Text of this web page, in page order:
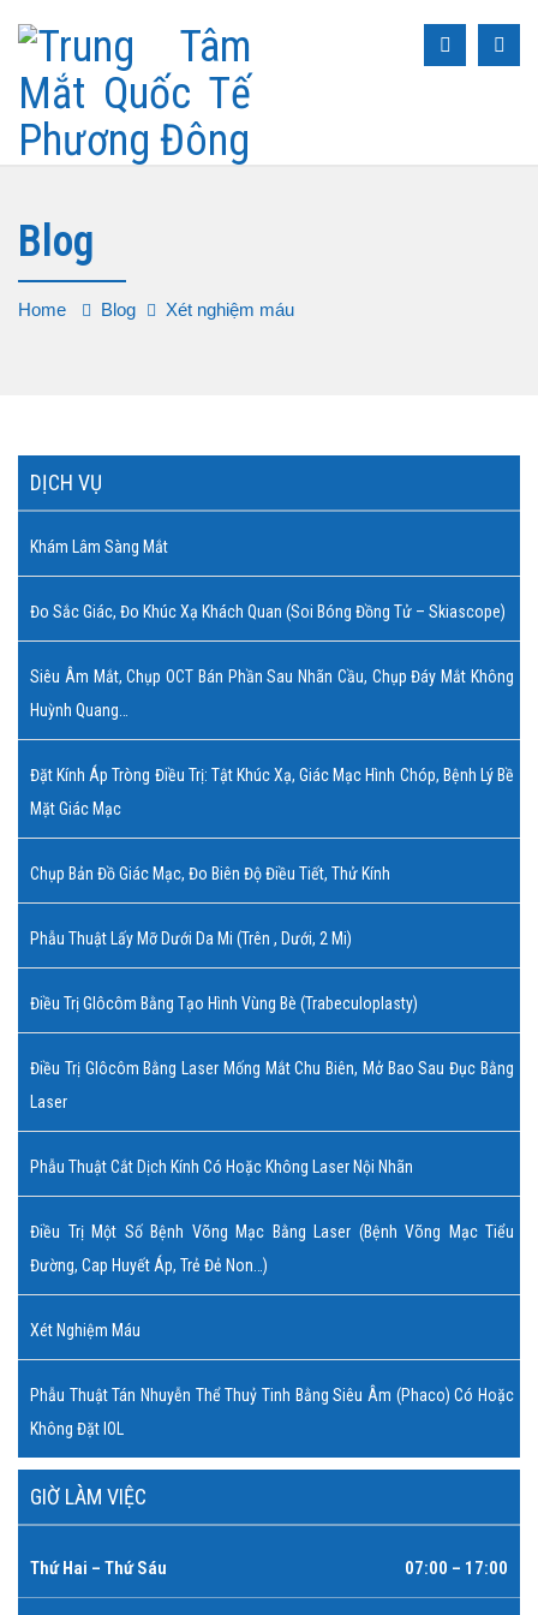
Blog
Home Blog Xét nghiệm máu
DỊCH VỤ
Khám Lâm Sàng Mắt
Đo Sắc Giác, Đo Khúc Xạ Khách Quan (soi Bóng Đồng Tử – Skiascope)
Siêu Âm Mắt, Chụp OCT Bán Phần Sau Nhãn Cầu, Chụp Đáy Mắt Không
Huỳnh Quang…
Đặt Kính Áp Tròng Điều Trị: Tật Khúc Xạ, Giác Mạc Hình Chóp, Bệnh Lý Bề
Mặt Giác Mạc
Chụp Bản Đồ Giác Mạc, Đo Biên Độ Điều Tiết, Thử Kính
Phẫu Thuật Lấy Mỡ Dưới Da Mi (trên , Dưới, 2 Mi)
Điều Trị Glôcôm Bằng Tạo Hình Vùng Bè (Trabeculoplasty)
Điều Trị Glôcôm Bằng Laser Mống Mắt Chu Biên, Mở Bao Sau Đục Bằng
Laser
Phẫu Thuật Cắt Dịch Kính Có Hoặc Không Laser Nội Nhãn
Điều Trị Một Số Bệnh Võng Mạc Bằng Laser (bệnh Võng Mạc Tiểu
Đường, Cap Huyết Áp, Trẻ Đẻ Non…)
Xét Nghiệm Máu
Phẫu Thuật Tán Nhuyễn Thể Thuỷ Tinh Bằng Siêu Âm (Phaco) Có Hoặc
Không Đặt IOL
GIỜ LÀM VIỆC
Thứ Hai – Thứ Sáu 07:00 – 17:00